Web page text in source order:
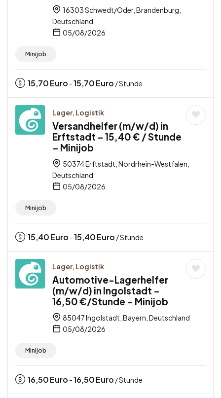
16303 Schwedt/Oder, Brandenburg,
Deutschland
05/08/2026
Minijob
15,70Euro -15,70Euro / Stunde
Lager, Logistik
Versandhelfer (m/w/d) in
Erftstadt – 15,40 € / Stunde
– Minijob
50374 Erftstadt, Nordrhein-Westfalen,
Deutschland
05/08/2026
Minijob
15,40Euro -15,40Euro / Stunde
Lager, Logistik
Automotive-Lagerhelfer
(m/w/d) in Ingolstadt –
16,50 €/Stunde – Minijob
85047 Ingolstadt, Bayern, Deutschland
05/08/2026
Minijob
16,50Euro -16,50Euro / Stunde